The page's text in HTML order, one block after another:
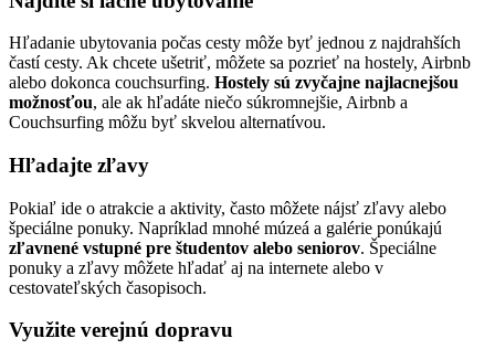
Hľadanie ubytovania počas cesty môže byť jednou z najdrahších
častí cesty. Ak chcete ušetriť, môžete sa pozrieť na hostely, Airbnb
alebo dokonca couchsurfing. Hostely sú zvyčajne najlacnejšou
možnosťou, ale ak hľadáte niečo súkromnejšie, Airbnb a
Couchsurfing môžu byť skvelou alternatívou.
Hľadajte zľavy
Pokiaľ ide o atrakcie a aktivity, často môžete nájsť zľavy alebo
špeciálne ponuky. Napríklad mnohé múzeá a galérie ponúkajú
zľavnené vstupné pre študentov alebo seniorov. Špeciálne
ponuky a zľavy môžete hľadať aj na internete alebo v
cestovateľských časopisoch.
Využite verejnú dopravu